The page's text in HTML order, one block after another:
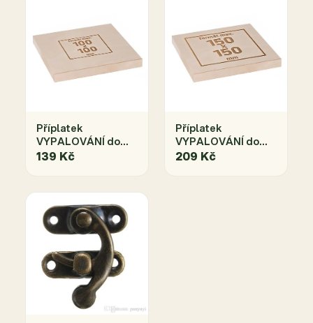
Příplatek
VYPALOVÁNÍ do
rozměru
139 Kč
Příplatek
VYPALOVÁNÍ do
rozměru
209 Kč